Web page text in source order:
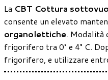
La CBT Cottura
consente un elevato
organolettiche. Modalità
frigorifero tra 0° e 4° C.
frigorifero, e utilizzare